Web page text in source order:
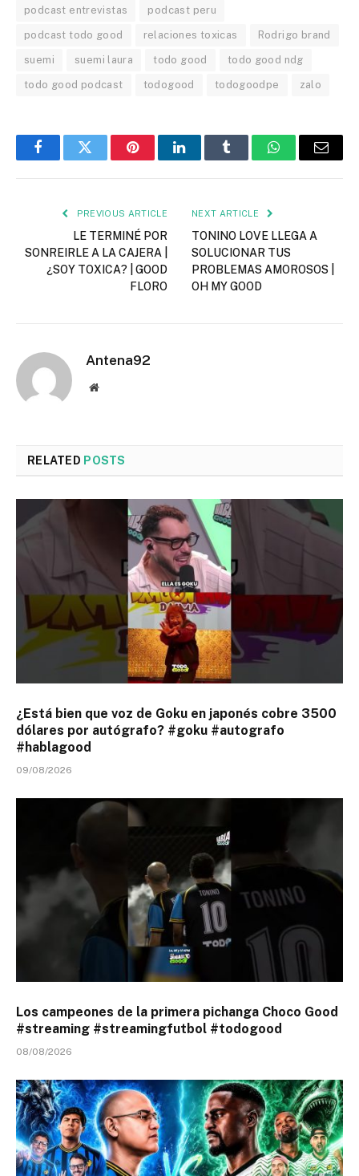
podcast entrevistas podcast peru
podcast todo good relaciones toxicas Rodrigo brand
suemi suemi laura todo good todo good ndg
todo good podcast todogood todogoodpe zalo
FacebookTwitter PinterestLinkedInTumblr WhatsAppEmail
PREVIOUS ARTICLE
LE TERMINÉ POR
SONREIRLE A LA CAJERA |
¿SOY TOXICA? | GOOD
FLORO
NEXT ARTICLE
TONINO LOVE LLEGA A
SOLUCIONAR TUS
PROBLEMAS AMOROSOS |
OH MY GOOD
Antena92
Website
RELATED POSTS
¿Está bien que voz de Goku en japonés cobre 3500
dólares por autógrafo? #goku #autografo
#hablagood
09/08/2026
Los campeones de la primera pichanga Choco Good
#streaming #streamingfutbol #todogood
08/08/2026